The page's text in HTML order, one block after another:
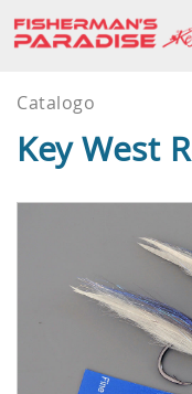
Catalogo
Key West